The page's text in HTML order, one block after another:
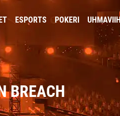
ESPORTS POKERI
BREACH